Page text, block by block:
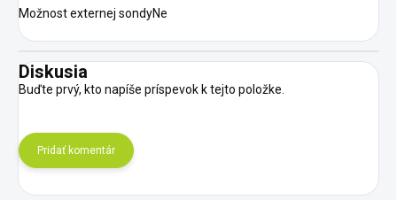
Možnost externej sondyNe
Diskusia
Buďte prvý, kto napíše príspevok k tejto položke.
Pridať komentár